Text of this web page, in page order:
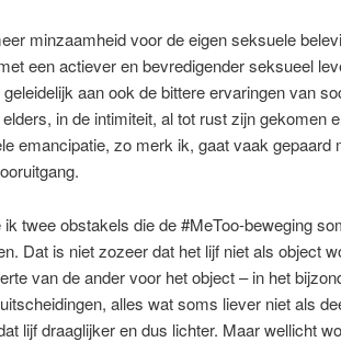
minzaamheid voor de eigen seksuele
een actiever en bevredigender seksueel
aan ook de bittere ervaringen van
in de intimiteit, al tot rust zijn gekomen
emancipatie, zo merk ik, gaat vaak gepaard
twee obstakels die de #MeToo-beweging
Dat is niet zozeer dat het lijf niet als object
van de ander voor het object – in het
alles wat soms liever niet als
lijf draaglijker en dus lichter. Maar wellicht